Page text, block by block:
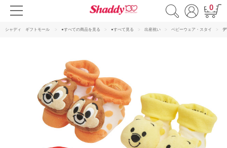
0
シャディ ギフトモール ●すべての商品を見る ●すべて見る 出産祝い ベビーウェア・スタイ